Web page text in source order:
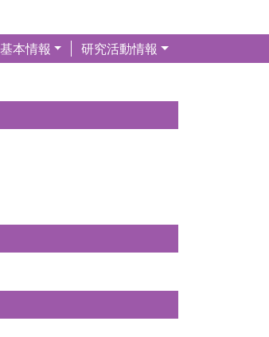
基本情報 研究活動情報